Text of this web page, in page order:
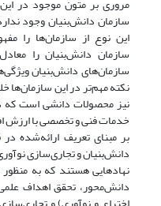
مروری بر متون موجود در
سازمان دانش‌بنیان وجود
این نوع از سازمان‌ها را
سازمان دانش‌بنیان را
سازمان‌های دانش‌بنیان
نکته مهم‌تر در این سازمان‌ها
نیز محصولات دانشی است که
خدمات فنی و تخصصی با ارزش
بر مبنای تعریف ارائه‌شده
دانش‌بنیان و تجاری‌سازی
نهادهایی هستند که به
دانش‌محور، تحقق اهداف